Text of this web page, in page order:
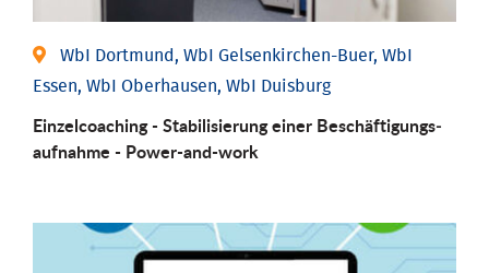
WbI Dortmund, WbI Gelsenkirchen-Buer, WbI
Essen, WbI Oberhausen, WbI Duisburg
Einzel­coaching - Stabili­sierung einer Be­schäftigungs­
aufnahme - Power-and-work